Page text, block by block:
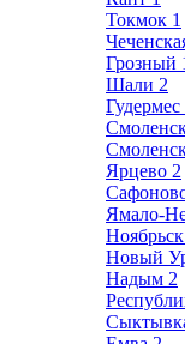
Токмок 1
Грозный
Шали 2
Гудермес
Ярцево 2
Ямало-
Ноябрьск
Новый
Надым 2